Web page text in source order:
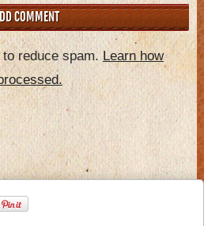
reduce spam. Learn how